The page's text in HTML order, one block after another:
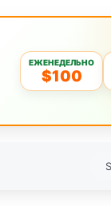
ЕЖЕНЕДЕЛЬНО
$100